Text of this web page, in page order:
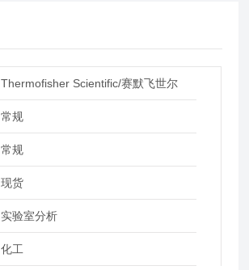
Thermofisher Scientific/赛默飞世尔
常规
常规
现货
实验室分析
化工